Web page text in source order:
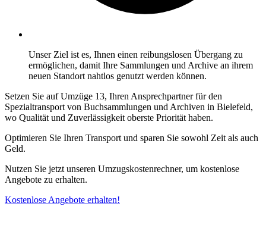
Unser Ziel ist es, Ihnen einen reibungslosen Übergang zu
ermöglichen, damit Ihre Sammlungen und Archive an ihrem
neuen Standort nahtlos genutzt werden können.
Setzen Sie auf Umzüge 13, Ihren Ansprechpartner für den
Spezialtransport von Buchsammlungen und Archiven in Bielefeld,
wo Qualität und Zuverlässigkeit oberste Priorität haben.
Optimieren Sie Ihren Transport und sparen Sie sowohl Zeit als auch
Geld.
Nutzen Sie jetzt unseren Umzugskostenrechner, um kostenlose
Angebote zu erhalten.
Kostenlose Angebote erhalten!